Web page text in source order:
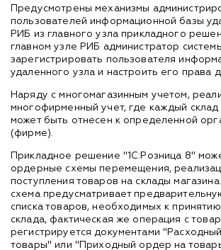
Предусмотрены механизмы
пользователей информационной базы
РИБ из главного узла прикладного
главном узле РИБ администратор
зарегистрировать пользователя
удаленного узла и настроить его права
Наряду с многомагазинным учетом,
многофирменный учет, где каждый склад
может быть отнесен к определенной
(фирме).
Прикладное решение "1С:Розница 8"
ордерные схемы перемещения,
поступления товаров на склады
схема предусматривает
списка товаров, необходимых к
склада, фактическая же операция с
регистрируется документами
товары" или "Приходный ордер на